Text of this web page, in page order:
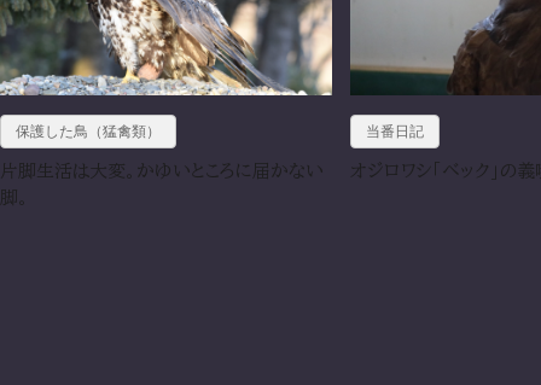
保護した鳥（猛禽類）
片脚生活は大変。かゆいところに届かない
脚。
当番日記
オジロワシ「ベック」の義